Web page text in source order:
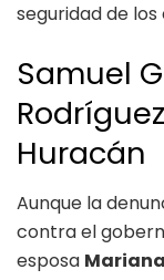
seguridad de
Samuel
Huracán
Aunque la
contra el
esposa